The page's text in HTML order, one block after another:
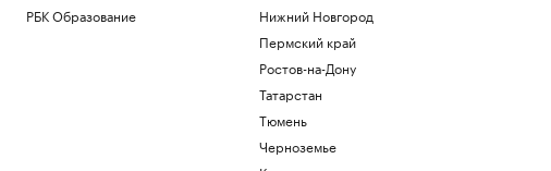
РБК Образование
Нижний Новгород
Пермский край
Ростов-на-Дону
Татарстан
Тюмень
Черноземье